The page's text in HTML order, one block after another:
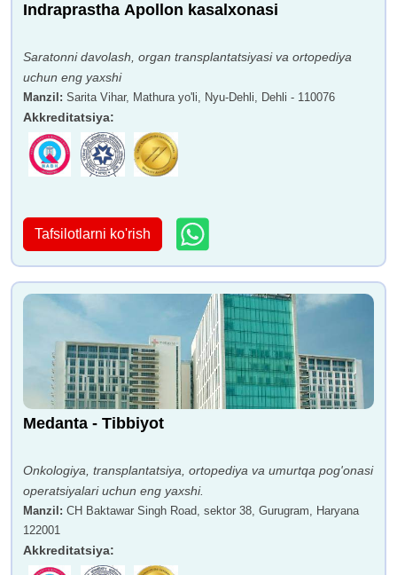
Indraprastha Apollon kasalxonasi
Saratonni davolash, organ transplantatsiyasi va ortopediya
uchun eng yaxshi
Manzil : Sarita Vihar, Mathura yo'li, Nyu-Dehli, Dehli - 110076
Akkreditatsiya:
Tafsilotlarni ko'rish
Medanta - Tibbiyot
Onkologiya, transplantatsiya, ortopediya va umurtqa pog'onasi
operatsiyalari uchun eng yaxshi.
Manzil : CH Baktawar Singh Road, sektor 38, Gurugram, Haryana
122001
Akkreditatsiya: